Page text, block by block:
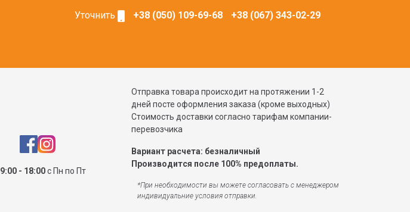
Уточнить +38 (050) 109-69-68 +38 (067) 343-02-29
9:00 - 18:00с Пн по Пт
Отправка товара происходит на протяжении 1-2
дней посте оформления заказа (кроме выходных)
Стоимость доставки согласно тарифам компании-
перевозчика
Вариант расчета: безналичный
Производится после 100% предоплаты.
*При необходимости вы можете согласовать c менеджером
индивидуальние условия отправки.